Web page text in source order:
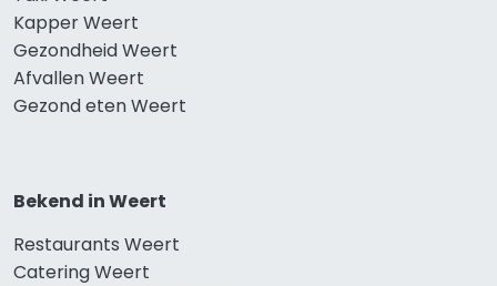
Kapper Weert
Gezondheid Weert
Afvallen Weert
Gezond eten Weert
Bekend in Weert
Restaurants Weert
Catering Weert